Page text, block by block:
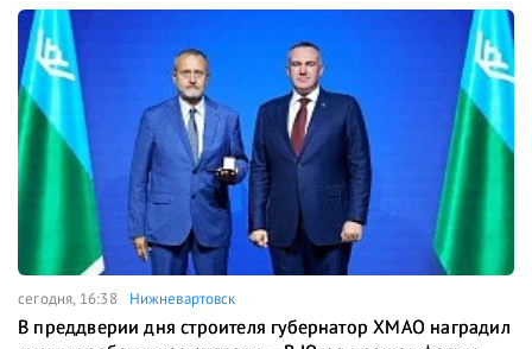
сегодня, 16:38 Нижневартовск
В преддверии дня строителя губернатор ХМАО наградил